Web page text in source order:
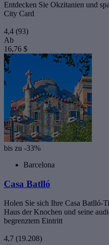
Entdecken Sie Okzitanien und
City Card
4,4 (93)
Ab
16,76 $
bis zu -33%
Barcelona
Casa Batlló
Holen Sie sich Ihre Casa Batlló-
Haus der Knochen und seine
begrenztem Eintritt
4,7 (19.208)